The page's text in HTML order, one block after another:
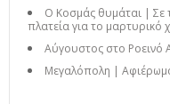
Ο Κοσμάς θυμάται | Σε
πλατεία για το μαρτυρικό
Αύγουστος στο Ροεινό
Μεγαλόπολη |